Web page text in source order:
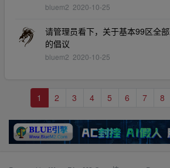
bluem2 2020-10-25
请管理员看下，关于基本99区全
的倡议
bluem2 2020-10-25
1 2 3 4 5 6 7 8